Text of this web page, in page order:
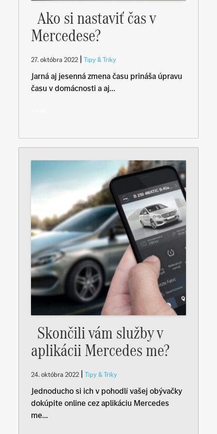
Ako si nastaviť čas v
Mercedese?
27. októbra 2022 | Tipy & Triky
Jarná aj jesenná zmena času prináša úpravu
času v domácnosti a aj...
Skončili vám služby v
aplikácii Mercedes me?
24. októbra 2022 | Tipy & Triky
Jednoducho si ich v pohodlí vašej obývačky
dokúpite online cez aplikáciu Mercedes
me...